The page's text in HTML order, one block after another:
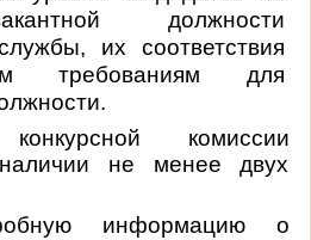
должности
их соответствия
требованиям для
комиссии
не менее двух
информацию о